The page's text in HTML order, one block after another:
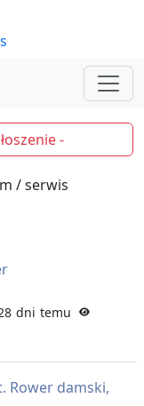
-
/ serwis
dni temu
Rower damski,